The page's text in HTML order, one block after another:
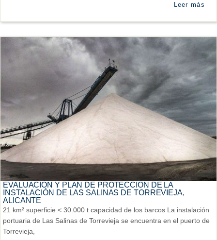
Leer más
EVALUACIÓN Y PLAN DE PROTECCIÓN DE LA
INSTALACIÓN DE LAS SALINAS DE TORREVIEJA,
ALICANTE
21 km² superficie < 30.000 t capacidad de los barcos La instalación
portuaria de Las Salinas de Torrevieja se encuentra en el puerto de
Torrevieja,